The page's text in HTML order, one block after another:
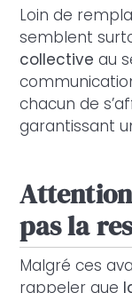
Loin de
semblent
collective au
chacun de
garantissant
pas la
Malgré ces
rappeler que